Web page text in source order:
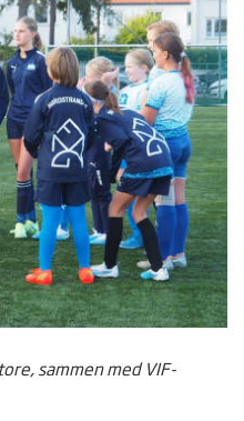
sammen med VIF-